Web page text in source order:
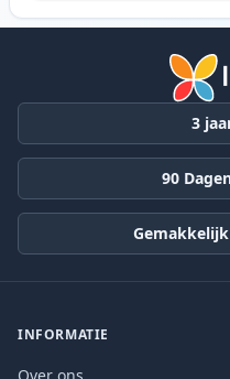
3
90
INFORMATIE
Over ons